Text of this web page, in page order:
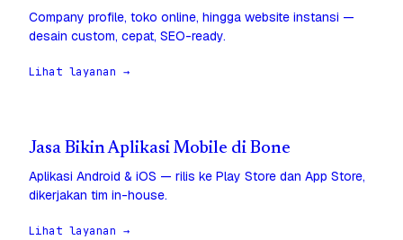
Company profile, toko online, hingga website instansi —
desain custom, cepat, SEO-ready.
Lihat layanan →
Jasa Bikin Aplikasi Mobile di Bone
Aplikasi Android & iOS — rilis ke Play Store dan App Store,
dikerjakan tim in-house.
Lihat layanan →